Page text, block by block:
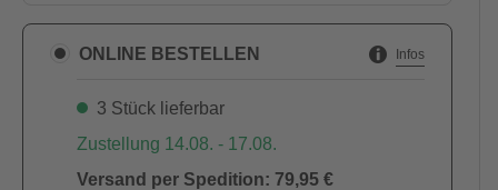
ONLINE BESTELLEN Infos
3 Stück lieferbar
Zustellung 14.08. - 17.08.
Versand per Spedition: 79,95 €